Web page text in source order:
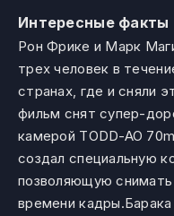
Интересные факты
Рон Фрике и Марк
трех человек в
странах, где и сняли
фильм снят супер-
камерой TODD-AO
создал специальную
позволяющую снимать
времени